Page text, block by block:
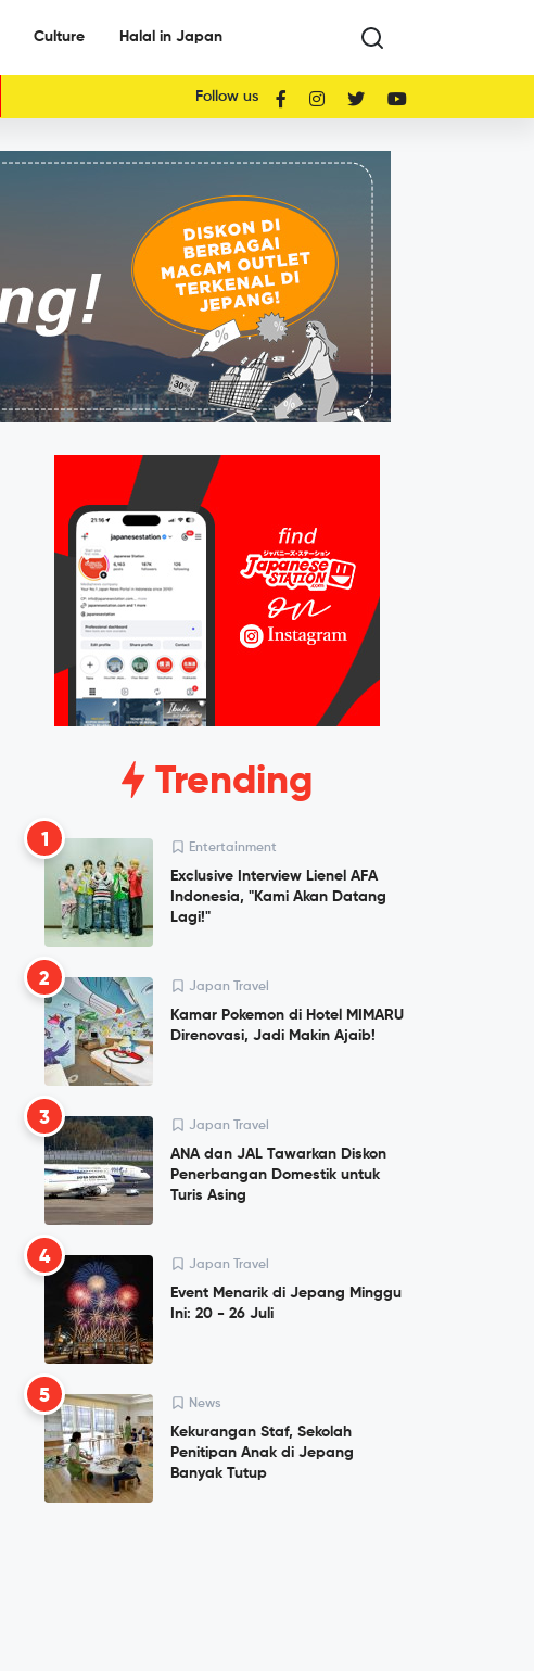
Culture Halal in Japan
Follow us
Trending
1 Entertainment
Exclusive Interview Lienel AFA
Indonesia, "Kami Akan Datang
Lagi!"
2 Japan Travel
Kamar Pokemon di Hotel MIMARU
Direnovasi, Jadi Makin Ajaib!
3 Japan Travel
ANA dan JAL Tawarkan Diskon
Penerbangan Domestik untuk
Turis Asing
4 Japan Travel
Event Menarik di Jepang Minggu
Ini: 20 - 26 Juli
5 News
Kekurangan Staf, Sekolah
Penitipan Anak di Jepang
Banyak Tutup